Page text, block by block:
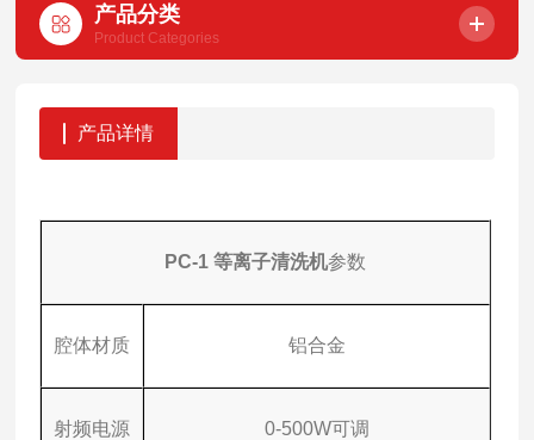
产品分类
Product Categories
产品详情
PC-1等离子清洗机参数
腔体材质 铝合金
射频电源 0-500W可调